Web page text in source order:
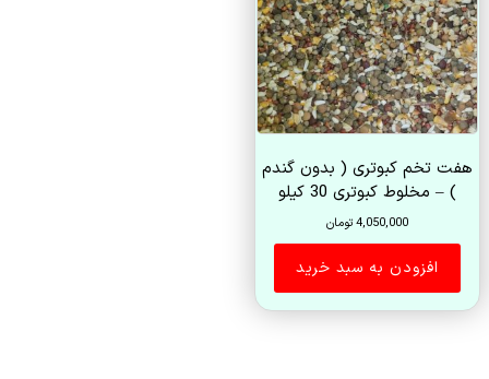
هفت تخم کبوتری ( بدون گندم
) – مخلوط کبوتری 30 کیلو
4,050,000تومان
افزودن به سبد خرید